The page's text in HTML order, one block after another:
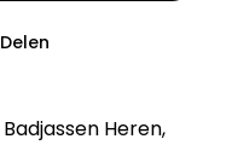
Delen
Badjassen Heren,